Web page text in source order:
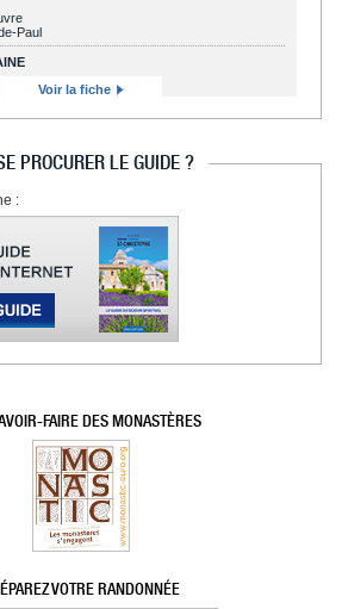
Paul
Voir la fiche
PROCURER LE GUIDE ?
:
FAIRE DES MONASTÈRES
VOTRE RANDONNÉE